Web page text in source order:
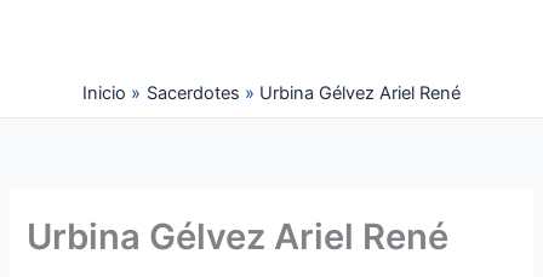
Inicio
Sacerdotes Urbina Gélvez Ariel René
Urbina Gélvez Ariel René